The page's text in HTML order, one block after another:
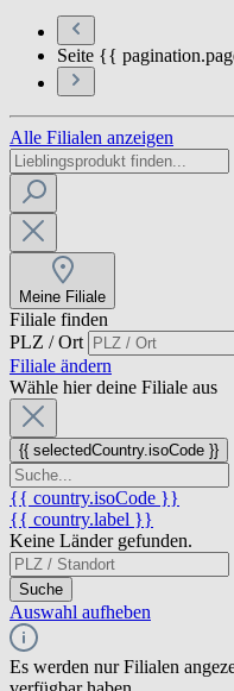
Seite {{
Alle Filialen anzeigen
Meine Filiale
Filiale finden
PLZ / Ort
Filiale ändern
Wähle hier deine Filiale aus
{{ selectedCountry.isoCode }}
{{ country.isoCode }}
{{ country.label }}
Keine Länder gefunden.
Suche
Auswahl aufheben
Es werden nur Filialen